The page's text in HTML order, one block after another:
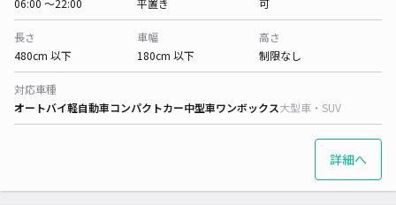
06:00 〜22:00
平置き
可
長さ
480cm 以下
車幅
180cm 以下
高さ
制限なし
対応車種
オートバイ軽自動車コンパクトカー中型車ワンボックス大型車・SUV
詳細へ